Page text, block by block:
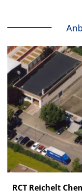
RCT Reichelt